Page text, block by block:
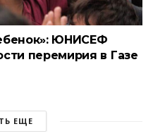
ЮНИСЕФ
перемирия в Газе
ЕЩЕ